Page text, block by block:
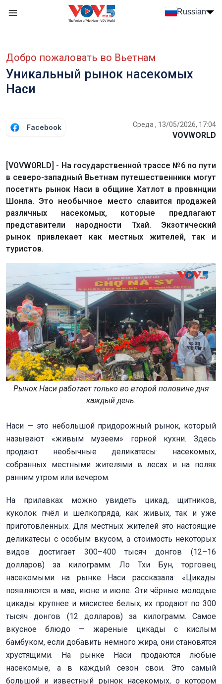
Russian
Добро пожаловать во Вьетнам
Уникальный рынок насекомых
Наси
Facebook Среда , 13/05/2026, 17:04
VOVWORLD
[VOVWORLD] - На государственной трассе №6 по пути
в северо-западный Вьетнам путешественники могут
посетить рынок Наси в общине Хатлот в провинции
Шонла. Это необычное место славится продажей
различных насекомых, которые предлагают
представители народности Тхай. Экзотический
рынок привлекает как местных жителей, так и
туристов.
Рынок Наси работает только во второй половине дня
каждый день.
Наси — это небольшой придорожный рынок, который
называют «живым музеем» горной кухни. Здесь
продают необычные деликатесы: насекомых,
собранных местными жителями в лесах и на полях
ранним утром или вечером.
На прилавках можно увидеть цикад, щитников,
куколок пчёл и шелкопряда, как живых, так и уже
приготовленных. Для местных жителей это настоящие
деликатесы с особым вкусом, а стоимость некоторых
видов достигает 300–400 тысяч донгов (12–16
долларов) за килограмм. Ло Тхи Бун, торговец
насекомыми на рынке Наси рассказала: «Цикады
появляются в мае, июне и июле. Эти чёрные молодые
цикады крупнее и мясистее белых, их продают по 300
тысяч донгов (12 долларов) за килограмм. Самое
вкусное блюдо — жареные цикады с кислым
бамбуком, если добавить немного жира, они становятся
хрустящими. На рынке Наси продаются любые
насекомые, а в каждый сезон свои. Это самый
большой и известный рынок насекомых, о котором